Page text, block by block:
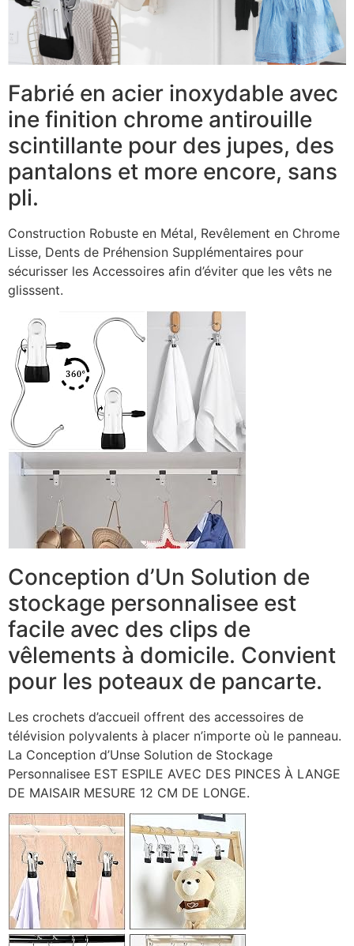
Fabrié en acier inoxydable avec
ine finition chrome antirouille
scintillante pour des jupes, des
pantalons et more encore, sans
pli.
Construction Robuste en Métal, Revêlement en Chrome
Lisse, Dents de Préhension Supplémentaires pour
sécurisser les Accessoires afin d’éviter que les vêts ne
glisssent.
Conception d’Un Solution de
stockage personnalisee est
facile avec des clips de
vêlements à domicile. Convient
pour les poteaux de pancarte.
Les crochets d’accueil offrent des accessoires de
télévision polyvalents à placer n’importe où le panneau.
La Conception d’Unse Solution de Stockage
Personnalisee EST ESPILE AVEC DES PINCES À LANGE
DE MAISAIR MESURE 12 CM DE LONGE.